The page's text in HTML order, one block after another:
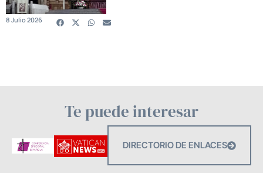
8 Julio 2026
Te puede interesar
DIRECTORIO DE ENLACES